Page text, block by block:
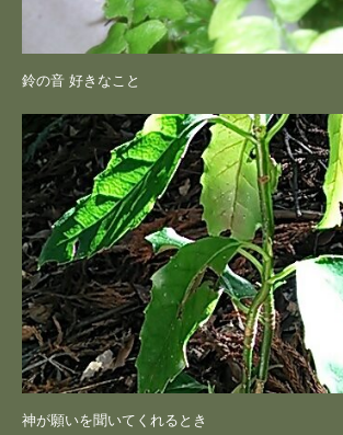
鈴の音 好きなこと
神が願いを聞いてくれるとき